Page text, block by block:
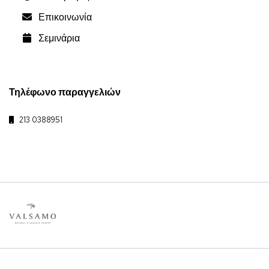
Επικοινωνία
Σεμινάρια
Τηλέφωνο παραγγελιών
213 0388951